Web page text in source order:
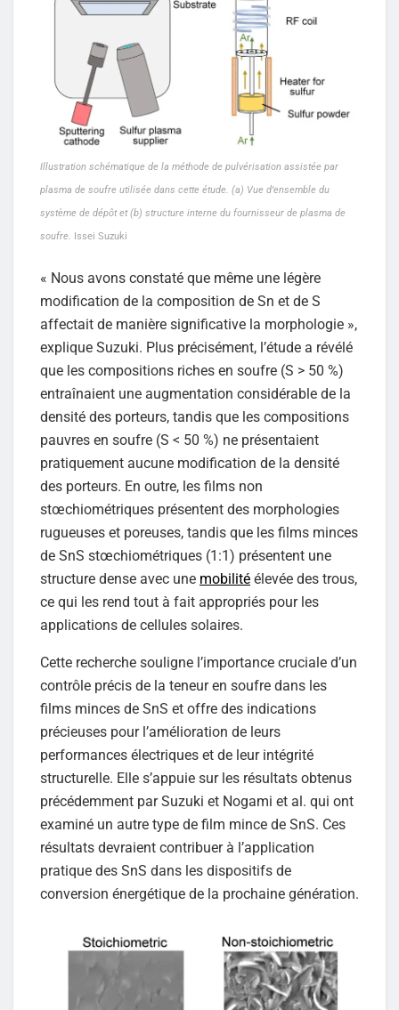
Illustration schématique de la méthode de pulvérisation assistée par
plasma de soufre utilisée dans cette étude. (a) Vue d’ensemble du
système de dépôt et (b) structure interne du fournisseur de plasma de
soufre. Issei Suzuki
« Nous avons constaté que même une légère
modification de la composition de Sn et de S
affectait de manière significative la morphologie »,
explique Suzuki. Plus précisément, l’étude a révélé
que les compositions riches en soufre (S > 50 %)
entraînaient une augmentation considérable de la
densité des porteurs, tandis que les compositions
pauvres en soufre (S < 50 %) ne présentaient
pratiquement aucune modification de la densité
des porteurs. En outre, les films non
stœchiométriques présentent des morphologies
rugueuses et poreuses, tandis que les films minces
de SnS stœchiométriques (1:1) présentent une
structure dense avec une mobilité élevée des trous,
ce qui les rend tout à fait appropriés pour les
applications de cellules solaires.
Cette recherche souligne l’importance cruciale d’un
contrôle précis de la teneur en soufre dans les
films minces de SnS et offre des indications
précieuses pour l’amélioration de leurs
performances électriques et de leur intégrité
structurelle. Elle s’appuie sur les résultats obtenus
précédemment par Suzuki et Nogami et al. qui ont
examiné un autre type de film mince de SnS. Ces
résultats devraient contribuer à l’application
pratique des SnS dans les dispositifs de
conversion énergétique de la prochaine génération.